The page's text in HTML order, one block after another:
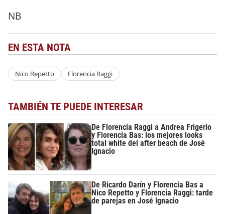
NB
EN ESTA NOTA
Nico Repetto Florencia Raggi
TAMBIÉN TE PUEDE INTERESAR
De Florencia Raggi a Andrea Frigerio
y Florencia Bas: los mejores looks
total white del after beach de José
Ignacio
De Ricardo Darín y Florencia Bas a
Nico Repetto y Florencia Raggi: tarde
de parejas en José Ignacio